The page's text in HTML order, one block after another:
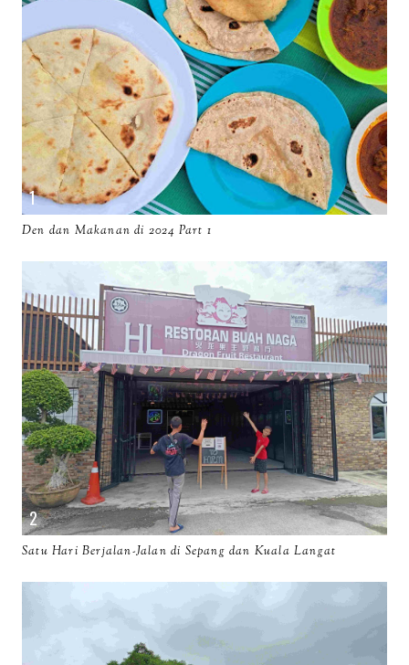
Den dan Makanan di 2024 Part 1
Satu Hari Berjalan-Jalan di Sepang dan Kuala Langat